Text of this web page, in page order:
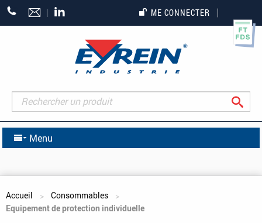
+33
(0)5
ME CONNECTER
Menu
Vous êtes ici
Accueil
Consommables
Equipement de protection individuelle